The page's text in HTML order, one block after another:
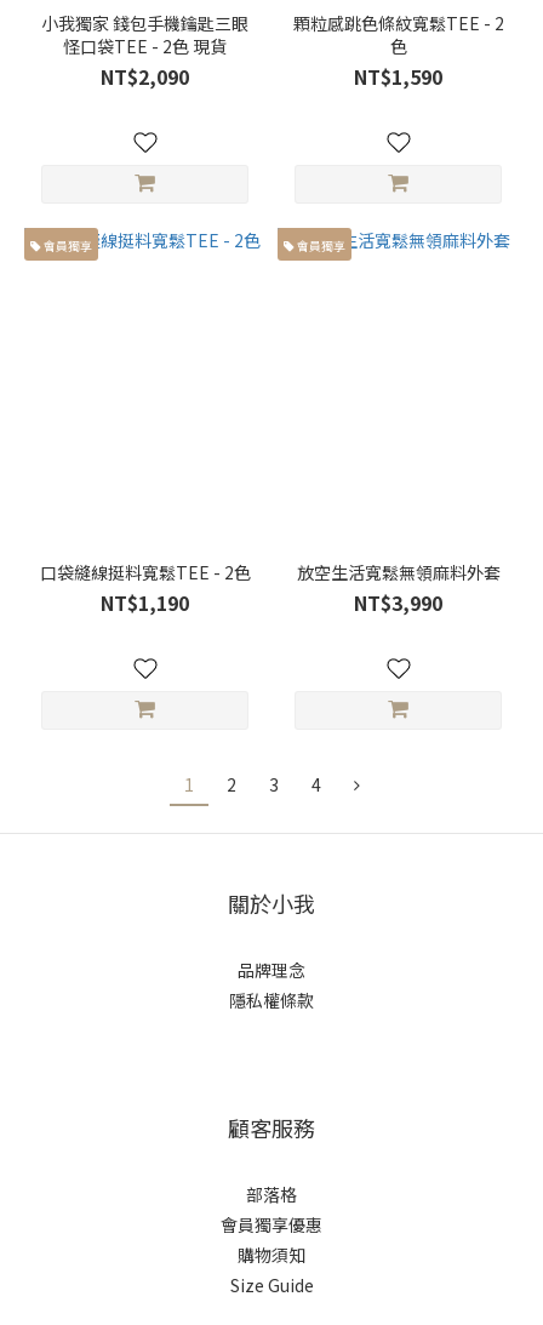
小我獨家 錢包手機鑰匙三眼
怪口袋TEE - 2色 現貨
NT$2,090
顆粒感跳色條紋寬鬆TEE - 2
色
NT$1,590
會員獨享
口袋縫線挺料寬鬆TEE - 2色
NT$1,190
會員獨享
放空生活寬鬆無領麻料外套
NT$3,990
1 2 3 4
關於小我
品牌理念
隱私權條款
顧客服務
部落格
會員獨享優惠
購物須知
Size Guide